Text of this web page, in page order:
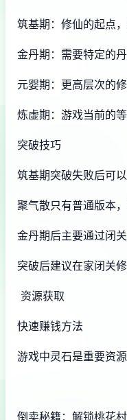
筑基期：修仙的起点
金丹期：需要特定的
元婴期：更高层次的
炼虚期：游戏当前的
突破技巧
筑基期突破失败后可
聚气散只有普通版本
金丹期后主要通过闭
突破后建议在家闭关
资源获取
快速赚钱方法
游戏中灵石是重要资
倒卖秘籍：解锁桃花